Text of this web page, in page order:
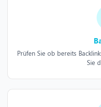
Prüfen Sie ob bereits
Sie